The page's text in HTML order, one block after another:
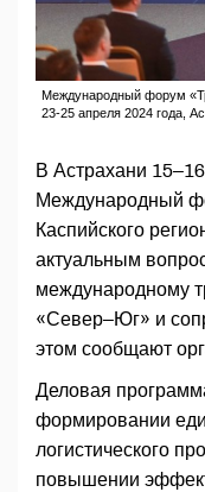
Международный форум
23-25 апреля 2024 года,
В Астрахани
Международный
Каспийского
актуальным
международному
«Север–Юг» и
этом сообщают
Деловая
формировании
логистического
повышении